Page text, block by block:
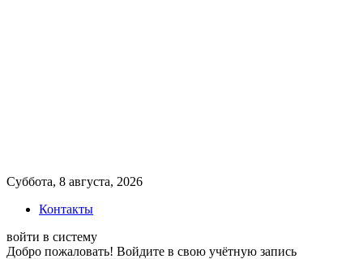
Суббота, 8 августа, 2026
Контакты
войти в систему
Добро пожаловать! Войдите в свою учётную запись